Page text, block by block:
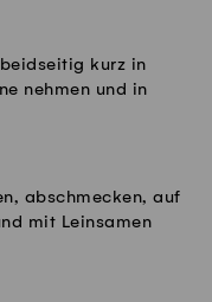
kurz in
nehmen und in
abschmecken, auf
mit Leinsamen